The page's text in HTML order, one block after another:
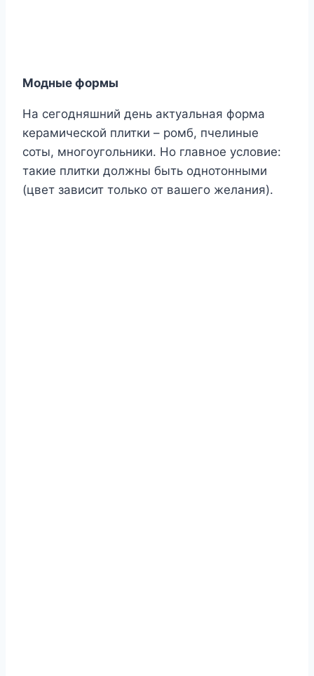
Модные формы
На сегодняшний день актуальная форма
керамической плитки – ромб, пчелиные
соты, многоугольники. Но главное условие:
такие плитки должны быть однотонными
(цвет зависит только от вашего желания).